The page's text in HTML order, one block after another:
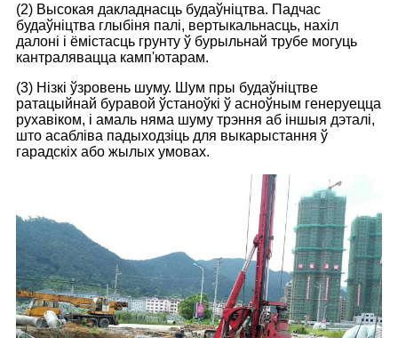
(2) Высокая дакладнасць будаўніцтва. Падчас
будаўніцтва глыбіня палі, вертыкальнасць, нахіл
далоні і ёмістасць грунту ў бурыльнай трубе могуць
кантралявацца камп'ютарам.
(3) Нізкі ўзровень шуму. Шум пры будаўніцтве
ратацыйнай буравой ўстаноўкі ў асноўным генеруецца
рухавіком, і амаль няма шуму трэння аб іншыя дэталі,
што асабліва падыходзіць для выкарыстання ў
гарадскіх або жылых умовах.